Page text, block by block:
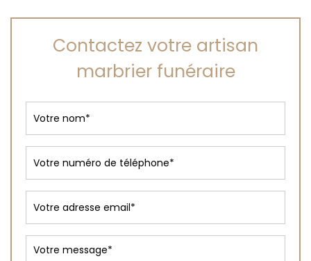
Contactez votre artisan
marbrier funéraire